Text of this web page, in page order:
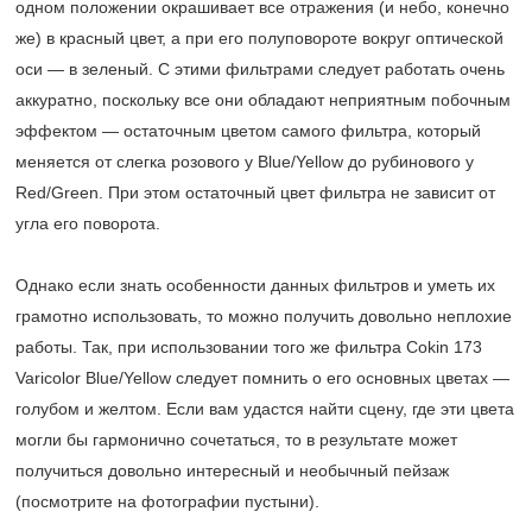
одном положении окрашивает все отражения (и небо, конечно
же) в красный цвет, а при его полуповороте вокруг оптической
оси — в зеленый. С этими фильтрами следует работать очень
аккуратно, поскольку все они обладают неприятным побочным
эффектом — остаточным цветом самого фильтра, который
меняется от слегка розового у Blue/Yellow до рубинового у
Red/Green. При этом остаточный цвет фильтра не зависит от
угла его поворота.
Однако если знать особенности данных фильтров и уметь их
грамотно использовать, то можно получить довольно неплохие
работы. Так, при использовании того же фильтра Cokin 173
Varicolor Blue/Yellow следует помнить о его основных цветах —
голубом и желтом. Если вам удастся найти сцену, где эти цвета
могли бы гармонично сочетаться, то в результате может
получиться довольно интересный и необычный пейзаж
(посмотрите на фотографии пустыни).